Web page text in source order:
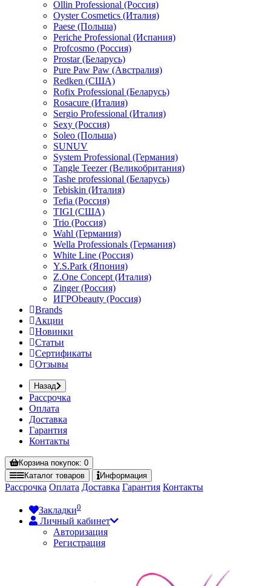
Ollin Professional (Россия)
Oyster Cosmetics (Италия)
Paese (Польша)
Periche Professional (Испания)
Profcosmo (Россия)
Prostar (Беларусь)
Pure Paw Paw (Австралия)
Redken (США)
Rofix Professional (Беларусь)
Rosacure (Италия)
Sergio Professional (Италия)
Sexy (Россия)
Soleo (Польша)
SUNUV
System Professional (Германия)
Tangle Teezer (Великобритания)
Tashe professional (Беларусь)
Tebiskin (Италия)
Tefia (Россия)
TIGI (США)
Trio (Россия)
Wahl (Германия)
Wella Professionals (Германия)
White Line (Россия)
Y.S.Park (Япония)
Z.One Concept (Италия)
Zinger (Россия)
ИГРОbeauty (Россия)
Brands
Акции
Новинки
Статьи
Сертификаты
Отзывы
Назад
Рассрочка
Оплата
Доставка
Гарантия
Контакты
Корзинапокупок: 0
Каталог товаров Информация
Рассрочка Оплата Доставка Гарантия Контакты
Закладки0
Личный кабинет
Авторизация
Регистрация